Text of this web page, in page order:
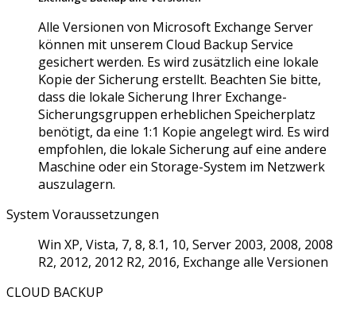
Alle Versionen von Microsoft Exchange Server
können mit unserem Cloud Backup Service
gesichert werden. Es wird zusätzlich eine lokale
Kopie der Sicherung erstellt. Beachten Sie bitte,
dass die lokale Sicherung Ihrer Exchange-
Sicherungsgruppen erheblichen Speicherplatz
benötigt, da eine 1:1 Kopie angelegt wird. Es wird
empfohlen, die lokale Sicherung auf eine andere
Maschine oder ein Storage-System im Netzwerk
auszulagern.
System Voraussetzungen
Win XP, Vista, 7, 8, 8.1, 10, Server 2003, 2008, 2008
R2, 2012, 2012 R2, 2016, Exchange alle Versionen
CLOUD BACKUP